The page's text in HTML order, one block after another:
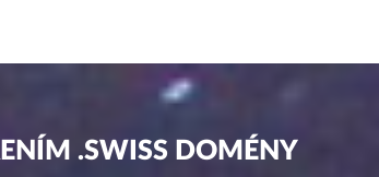
.SWISS DOMÉNY